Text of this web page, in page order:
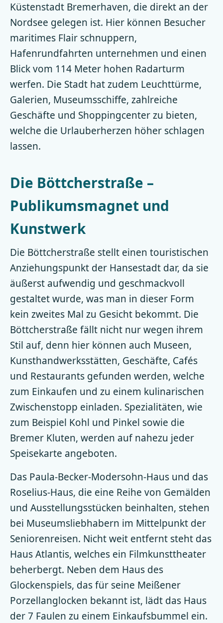
Küstenstadt Bremerhaven, die direkt an der
Nordsee gelegen ist. Hier können Besucher
maritimes Flair schnuppern,
Hafenrundfahrten unternehmen und einen
Blick vom 114 Meter hohen Radarturm
werfen. Die Stadt hat zudem Leuchttürme,
Galerien, Museumsschiffe, zahlreiche
Geschäfte und Shoppingcenter zu bieten,
welche die Urlauberherzen höher schlagen
lassen.
Die Böttcherstraße –
Publikumsmagnet und
Kunstwerk
Die Böttcherstraße stellt einen touristischen
Anziehungspunkt der Hansestadt dar, da sie
äußerst aufwendig und geschmackvoll
gestaltet wurde, was man in dieser Form
kein zweites Mal zu Gesicht bekommt. Die
Böttcherstraße fällt nicht nur wegen ihrem
Stil auf, denn hier können auch Museen,
Kunsthandwerksstätten, Geschäfte, Cafés
und Restaurants gefunden werden, welche
zum Einkaufen und zu einem kulinarischen
Zwischenstopp einladen. Spezialitäten, wie
zum Beispiel Kohl und Pinkel sowie die
Bremer Kluten, werden auf nahezu jeder
Speisekarte angeboten.
Das Paula-Becker-Modersohn-Haus und das
Roselius-Haus, die eine Reihe von Gemälden
und Ausstellungsstücken beinhalten, stehen
bei Museumsliebhabern im Mittelpunkt der
Seniorenreisen. Nicht weit entfernt steht das
Haus Atlantis, welches ein Filmkunsttheater
beherbergt. Neben dem Haus des
Glockenspiels, das für seine Meißener
Porzellanglocken bekannt ist, lädt das Haus
der 7 Faulen zu einem Einkaufsbummel ein.